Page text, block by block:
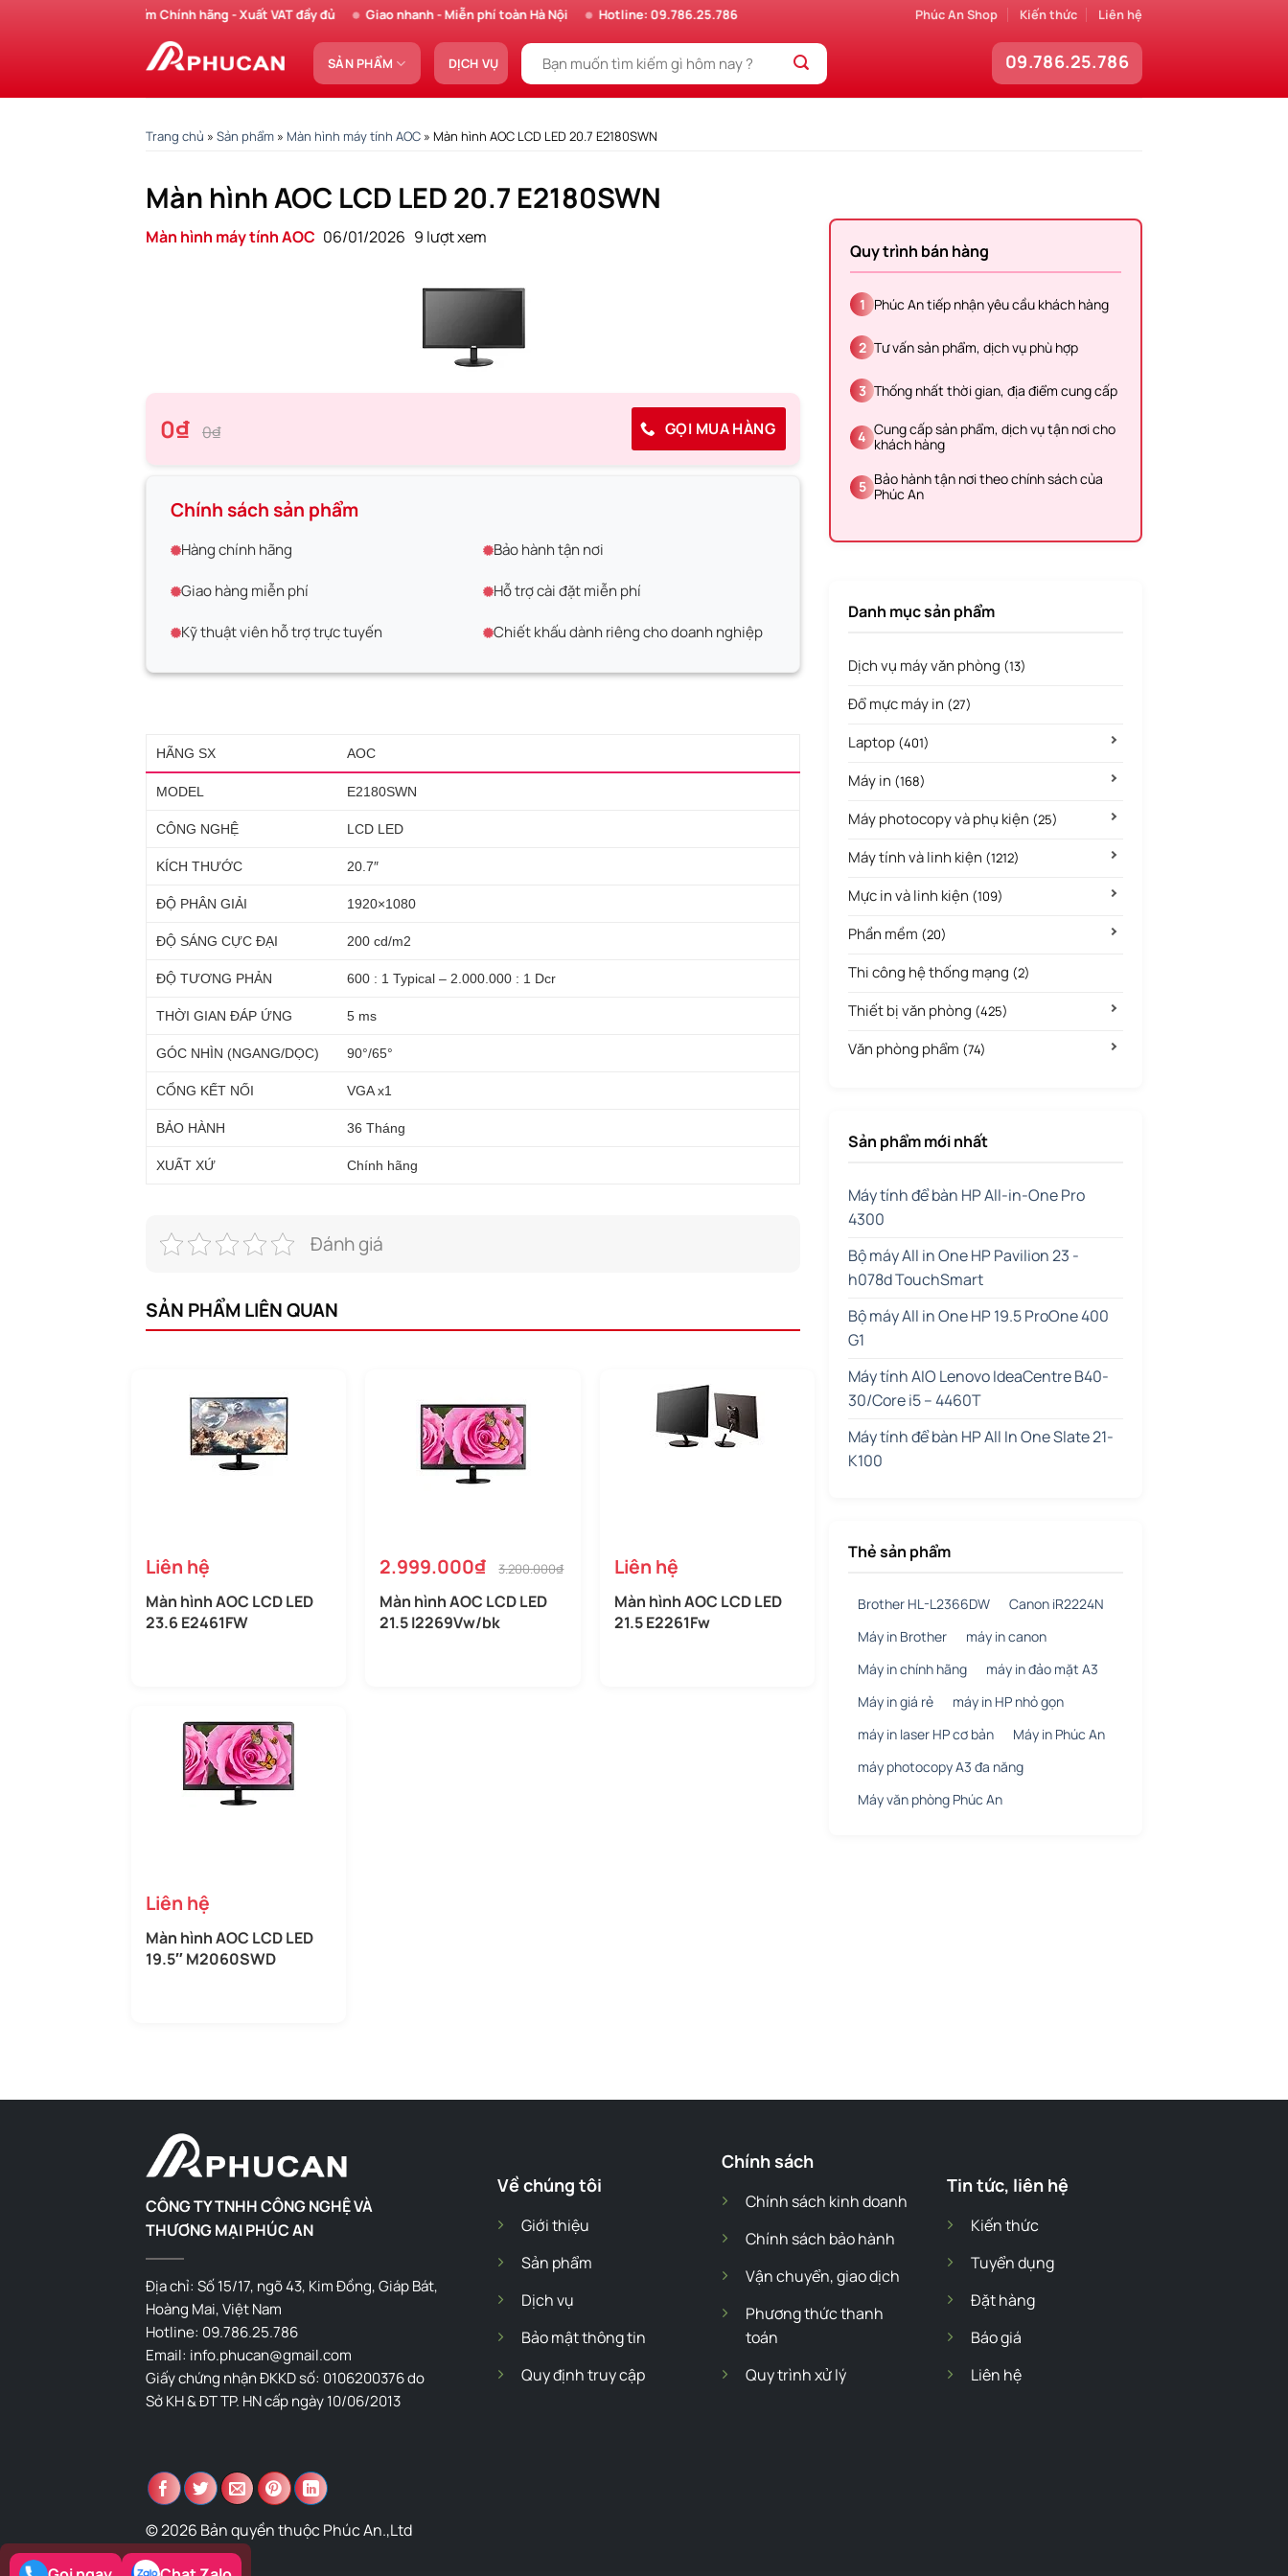
Sản phẩm Chính hãng - Xuất VAT đầy đủ Giao nhanh - Miễn phí toàn Hà Nội Hotline: 09.786.25.786 Phúc An Shop Kiến thức Liên hệ
SẢN PHẨM DỊCH VỤ 09.786.25.786
Trang chủ » Sản phẩm » Màn hình máy tính AOC » Màn hình AOC LCD LED 20.7 E2180SWN
Màn hình AOC LCD LED 20.7 E2180SWN
Màn hình máy tính AOC 06/01/2026 9 lượt xem
0₫ 0₫ GỌI MUA HÀNG
Chính sách sản phẩm
Hàng chính hãng Bảo hành tận nơi
Giao hàng miễn phí Hỗ trợ cài đặt miễn phí
Kỹ thuật viên hỗ trợ trực tuyến Chiết khấu dành riêng cho doanh nghiệp
HÃNG SX AOC
MODEL E2180SWN
CÔNG NGHỆ LCD LED
KÍCH THƯỚC 20.7″
ĐỘ PHÂN GIẢI 1920×1080
ĐỘ SÁNG CỰC ĐẠI 200 cd/m2
ĐỘ TƯƠNG PHẢN 600 : 1 Typical – 2.000.000 : 1 Dcr
THỜI GIAN ĐÁP ỨNG 5 ms
GÓC NHÌN (NGANG/DỌC) 90°/65°
CỔNG KẾT NỐI VGA x1
BẢO HÀNH 36 Tháng
XUẤT XỨ Chính hãng
Đánh giá
SẢN PHẨM LIÊN QUAN
Liên hệ
Màn hình AOC LCD LED
23.6 E2461FW
2.999.000₫ 3.200.000₫
Màn hình AOC LCD LED
21.5 I2269Vw/bk
Liên hệ
Màn hình AOC LCD LED
21.5 E2261Fw
Liên hệ
Màn hình AOC LCD LED
19.5″ M2060SWD
Quy trình bán hàng
1 Phúc An tiếp nhận yêu cầu khách hàng
2 Tư vấn sản phẩm, dịch vụ phù hợp
3 Thống nhất thời gian, địa điểm cung cấp
4 Cung cấp sản phẩm, dịch vụ tận nơi cho
khách hàng
5 Bảo hành tận nơi theo chính sách của
Phúc An
Danh mục sản phẩm
Dịch vụ máy văn phòng (13)
Đổ mực máy in (27)
Laptop (401)
Máy in (168)
Máy photocopy và phụ kiện (25)
Máy tính và linh kiện (1212)
Mực in và linh kiện (109)
Phần mềm (20)
Thi công hệ thống mạng (2)
Thiết bị văn phòng (425)
Văn phòng phẩm (74)
Sản phẩm mới nhất
Máy tính để bàn HP All-in-One Pro
4300
Bộ máy All in One HP Pavilion 23 -
h078d TouchSmart
Bộ máy All in One HP 19.5 ProOne 400
G1
Máy tính AIO Lenovo IdeaCentre B40-
30/Core i5 – 4460T
Máy tính để bàn HP All In One Slate 21-
K100
Thẻ sản phẩm
Brother HL-L2366DW
Canon iR2224N
Máy in Brother
máy in canon
Máy in chính hãng
máy in đảo mặt A3
Máy in giá rẻ
máy in HP nhỏ gọn
máy in laser HP cơ bản
Máy in Phúc An
máy photocopy A3 đa năng
Máy văn phòng Phúc An
CÔNG TY TNHH CÔNG NGHỆ VÀ
THƯƠNG MẠI PHÚC AN
Địa chỉ: Số 15/17, ngõ 43, Kim Đồng, Giáp Bát,
Hoàng Mai, Việt Nam
Hotline: 09.786.25.786
Email: info.phucan@gmail.com
Giấy chứng nhận ĐKKD số: 0106200376 do
Sở KH & ĐT TP. HN cấp ngày 10/06/2013
Về chúng tôi
Giới thiệu
Sản phẩm
Dịch vụ
Bảo mật thông tin
Quy định truy cập
Chính sách
Chính sách kinh doanh
Chính sách bảo hành
Vận chuyển, giao dịch
Phương thức thanh
toán
Quy trình xử lý
Tin tức, liên hệ
Kiến thức
Tuyển dụng
Đặt hàng
Báo giá
Liên hệ
© 2026 Bản quyền thuộc Phúc An.,Ltd